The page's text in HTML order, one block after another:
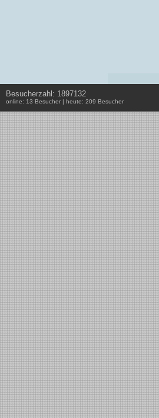
Besucherzahl: 1897132
online: 13 Besucher | heute: 209 Besucher